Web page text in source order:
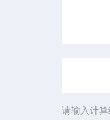
请输入计